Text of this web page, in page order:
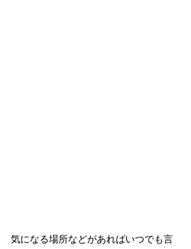
気になる場所などがあればいつでも言